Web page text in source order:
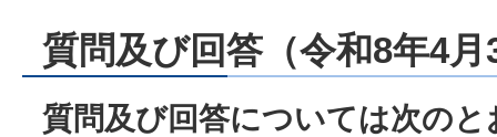
質問及び回答（令和8年4月
質問及び回答については次のと